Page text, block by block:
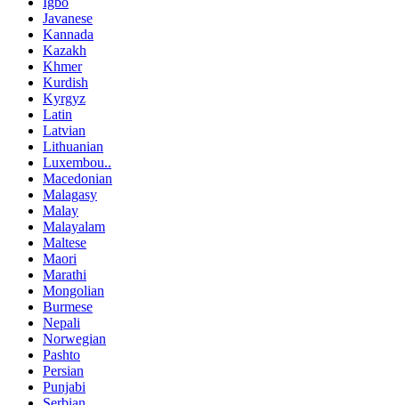
Javanese
Kannada
Kazakh
Khmer
Kurdish
Kyrgyz
Latin
Latvian
Lithuanian
Luxembou..
Macedonian
Malagasy
Malay
Malayalam
Maltese
Maori
Marathi
Mongolian
Burmese
Nepali
Norwegian
Pashto
Persian
Punjabi